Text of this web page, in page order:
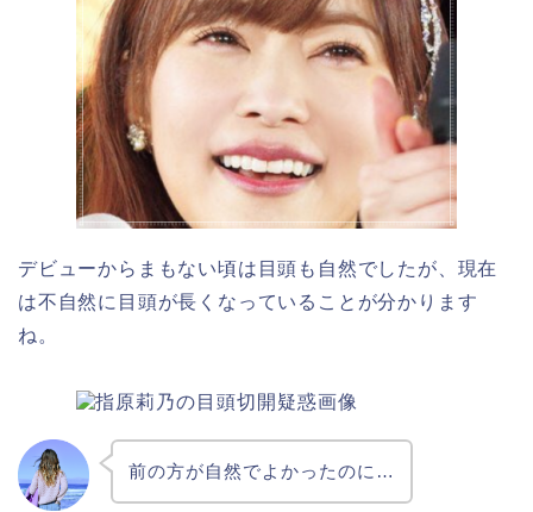
デビューからまもない頃は目頭も自然でしたが、現在
は不自然に目頭が長くなっていることが分かります
ね。
前の方が自然でよかったのに…